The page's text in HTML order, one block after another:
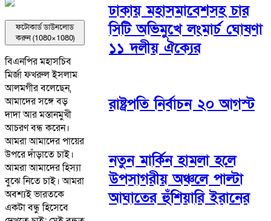
ফটোকার্ড ডাউনলোড
করুন (1080×1080)
বিএনপির মহাসচিব
মির্জা ফখরুল ইসলাম
আলমগীর বলেছেন,
আমাদের সঙ্গে বড়
দাদা আর মস্তানমুখী
আচরণ বন্ধ করেন।
আমরা আমাদের পায়ের
উপরে দাঁড়াতে চাই।
আমরা আমাদের হিস্যা
বুঝে নিতে চাই। আমরা
অবশ্যই ভারতকে
একটা বন্ধু হিসেবে
ঢাকায় মহাসমাবেশসহ চার
সিটি অভিমুখে লংমার্চ ঘোষণা
১১ দলীয় ঐক্যের
রাষ্ট্রপতি নির্বাচন ২০ আগস্ট
নতুন মার্কিন হামলা হলে
উপসাগরীয় অঞ্চলে পাল্টা
আঘাতের হুঁশিয়ারি ইরানের